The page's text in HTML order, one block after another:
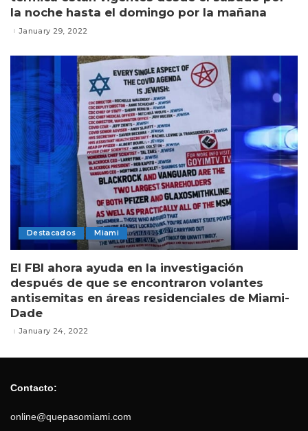
la noche hasta el domingo por la mañana
January 29, 2022
Destacados Miami
El FBI ahora ayuda en la investigación
después de que se encontraron volantes
antisemitas en áreas residenciales de Miami-
Dade
January 24, 2022
Contacto:
online@quepasomiami.com